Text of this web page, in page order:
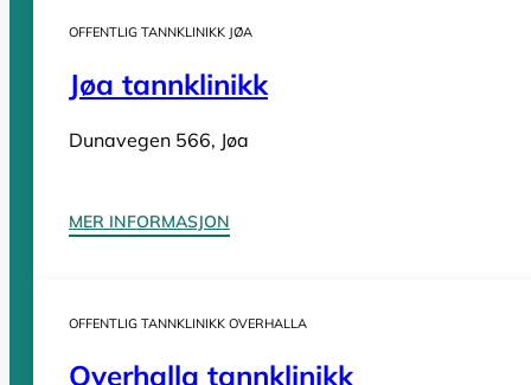
OFFENTLIG TANNKLINIKK JØA
Jøa tannklinikk
Dunavegen 566, Jøa
MER INFORMASJON
OFFENTLIG TANNKLINIKK OVERHALLA
Overhalla tannklinikk
Tannleger Rogaland
Tannleger Troms
Tannleger Trøndelag